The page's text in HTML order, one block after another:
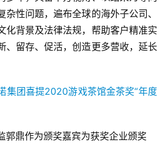
杂性问题，遍布全球的海外子公司、
化背景及法律法规，帮助客户精准实
、留存、促活，创造更多营收，延长
郭鼎作为颁奖嘉宾为获奖企业颁奖